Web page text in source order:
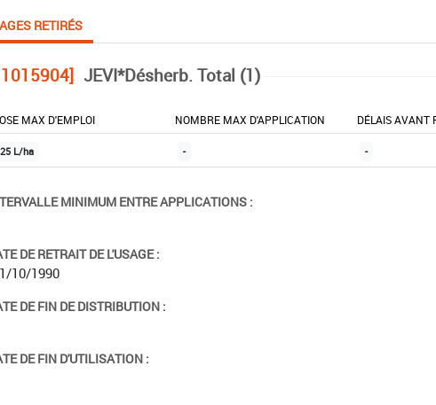
RETIRÉS
JEVI*Désherb. Total (1)
MAX D'EMPLOI NOMBRE MAX D'APPLICATION DÉLAIS AVANT
25 L/ha - -
MINIMUM ENTRE APPLICATIONS :
DE RETRAIT DE L'USAGE :
10/1990
DE FIN DE DISTRIBUTION :
DE FIN D'UTILISATION :